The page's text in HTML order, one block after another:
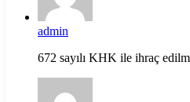
admin
672 sayılı KHK ile ihraç